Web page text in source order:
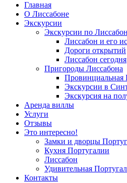
Главная
О Лиссабоне
Экскурсии
Экскурсии по
Лиссабон и его
Дороги открытий
Лиссабон сегодня
Пригороды Лиссабона
Провинциальная
Экскурсии в
Экскурсия на
Аренда виллы
Услуги
Отзывы
Это интересно!
Замки и дворцы
Кухня Португалии
Лиссабон
Удивительная
Контакты